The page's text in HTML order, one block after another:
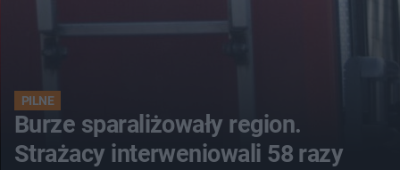
PILNE
Burze sparaliżowały region.
Strażacy interweniowali 58 razy